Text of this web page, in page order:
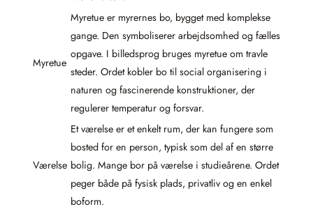
Myretue
Myretue er myrernes bo, bygget med komplekse
gange. Den symboliserer arbejdsomhed og fælles
opgave. I billedsprog bruges myretue om travle
steder. Ordet kobler bo til social organisering i
naturen og fascinerende konstruktioner, der
regulerer temperatur og forsvar.
Værelse
Et værelse er et enkelt rum, der kan fungere som
bosted for en person, typisk som del af en større
bolig. Mange bor på værelse i studieårene. Ordet
peger både på fysisk plads, privatliv og en enkel
boform.